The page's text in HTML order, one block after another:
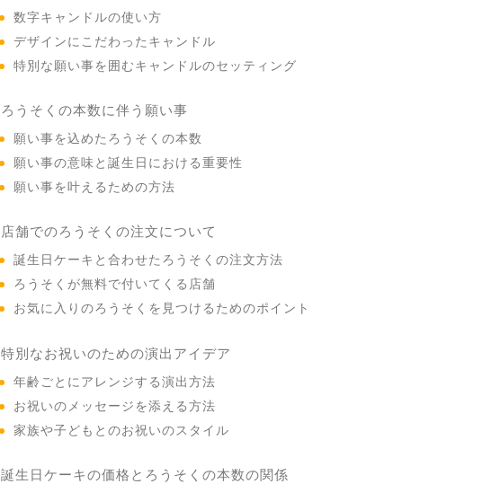
数字キャンドルの使い方
デザインにこだわったキャンドル
特別な願い事を囲むキャンドルのセッティング
ろうそくの本数に伴う願い事
願い事を込めたろうそくの本数
願い事の意味と誕生日における重要性
願い事を叶えるための方法
店舗でのろうそくの注文について
誕生日ケーキと合わせたろうそくの注文方法
ろうそくが無料で付いてくる店舗
お気に入りのろうそくを見つけるためのポイント
特別なお祝いのための演出アイデア
年齢ごとにアレンジする演出方法
お祝いのメッセージを添える方法
家族や子どもとのお祝いのスタイル
誕生日ケーキの価格とろうそくの本数の関係